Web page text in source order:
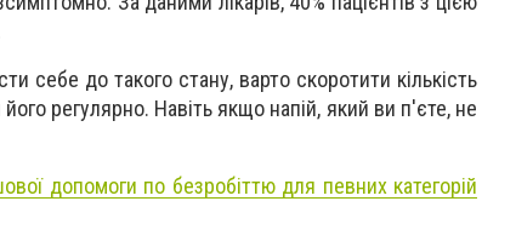
себе до такого стану, варто скоротити кількість
регулярно. Навіть якщо напій, який ви п'єте, не
допомоги по безробіттю для певних категорій